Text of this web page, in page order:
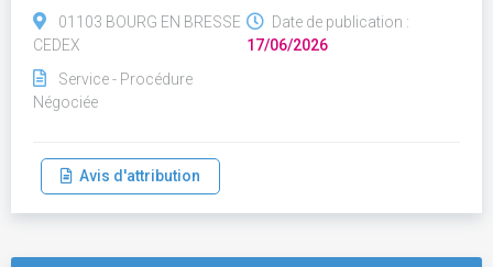
01103 BOURG EN BRESSE
CEDEX
Service - Procédure
Négociée
Date de publication :
17/06/2026
Avis d'attribution